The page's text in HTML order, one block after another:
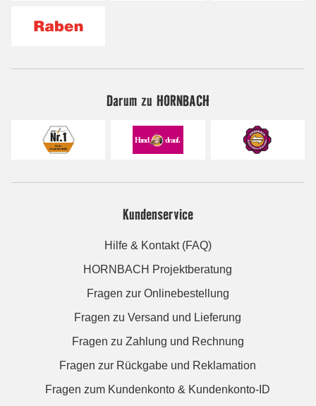
Darum zu HORNBACH
Kundenservice
Hilfe & Kontakt (FAQ)
HORNBACH Projektberatung
Fragen zur Onlinebestellung
Fragen zu Versand und Lieferung
Fragen zu Zahlung und Rechnung
Fragen zur Rückgabe und Reklamation
Fragen zum Kundenkonto & Kundenkonto-ID